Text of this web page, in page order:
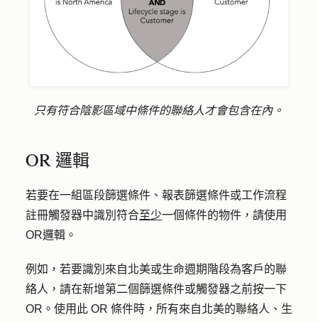
只有符合陰影區域中條件的聯絡人才會包含在內。
OR 邏輯
若要在一組區段篩選條件、報表篩選條件或工作流程
註冊觸發器中識別符合至少一個條件的物件，請使用
OR邏輯。
例如，若要識別來自北美或生命週期階段為客戶的聯
絡人，請在新增第二個篩選條件或觸發器之前按一下
OR 。使用此 OR 條件時，所有來自北美的聯絡人、生